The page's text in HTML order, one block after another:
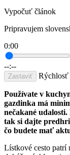
Vypočuť článok
Pripravujem
0:00
--:--
Zastaviť Rýchlosť
Používate v
gazdinka má
nečakané
tak si dajte
čo budete mať
Lístkové cesto patrí